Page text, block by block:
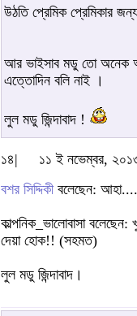
উঠতি প্রেমিক প্রেমিকার
আর ভাইসাব মডু তো অনেক
এত্তোদিন বলি নাই ।
লুল মডু জিন্দাবাদ !
১৪|
১১ ই নভেম্বর,
বশর সিদ্দিকীবলেছেন:
কাল্পনিক_ভালোবাসা
দেয়া হোক!! (সহমত)
লুল মডু জিন্দাবাদ।